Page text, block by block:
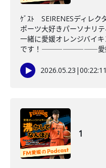
ｹﾞｽﾄ SEIRENESディレ
ポーツ大好きパーソナリ
一緒に愛媛オレンジバイ
です！――――――――愛
2026.05.23 |00:22:11
1